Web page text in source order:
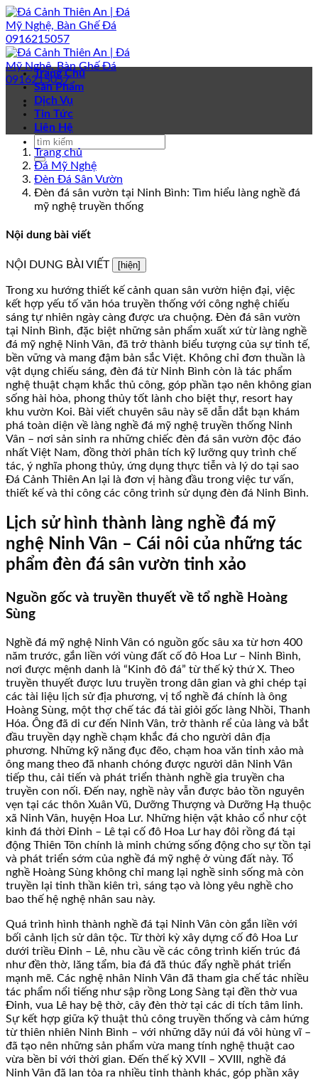
Bỏ
qua
nội
dung
Trang Chủ
Sản Phẩm
Dịch Vụ
Tin Tức
Liên Hệ
Trang chủ
Đá Mỹ Nghệ
Đèn Đá Sân Vườn
Đèn đá sân vườn tại Ninh Bình: Tìm hiểu làng nghề đá
mỹ nghệ truyền thống
Nội dung bài viết
NỘI DUNG BÀI VIẾT [hiện]
Trong xu hướng thiết kế cảnh quan sân vườn hiện đại, việc
kết hợp yếu tố văn hóa truyền thống với công nghệ chiếu
sáng tự nhiên ngày càng được ưa chuộng. Đèn đá sân vườn
tại Ninh Bình, đặc biệt những sản phẩm xuất xứ từ làng nghề
đá mỹ nghệ Ninh Vân, đã trở thành biểu tượng của sự tinh tế,
bền vững và mang đậm bản sắc Việt. Không chỉ đơn thuần là
vật dụng chiếu sáng, đèn đá từ Ninh Bình còn là tác phẩm
nghệ thuật chạm khắc thủ công, góp phần tạo nên không gian
sống hài hòa, phong thủy tốt lành cho biệt thự, resort hay
khu vườn Koi. Bài viết chuyên sâu này sẽ dẫn dắt bạn khám
phá toàn diện về làng nghề đá mỹ nghệ truyền thống Ninh
Vân – nơi sản sinh ra những chiếc đèn đá sân vườn độc đáo
nhất Việt Nam, đồng thời phân tích kỹ lưỡng quy trình chế
tác, ý nghĩa phong thủy, ứng dụng thực tiễn và lý do tại sao
Đá Cảnh Thiên An lại là đơn vị hàng đầu trong việc tư vấn,
thiết kế và thi công các công trình sử dụng đèn đá Ninh Bình.
Lịch sử hình thành làng nghề đá mỹ
nghệ Ninh Vân – Cái nôi của những tác
phẩm đèn đá sân vườn tinh xảo
Nguồn gốc và truyền thuyết về tổ nghề Hoàng
Sùng
Nghề đá mỹ nghệ Ninh Vân có nguồn gốc sâu xa từ hơn 400
năm trước, gắn liền với vùng đất cố đô Hoa Lư – Ninh Bình,
nơi được mệnh danh là “Kinh đô đá” từ thế kỷ thứ X. Theo
truyền thuyết được lưu truyền trong dân gian và ghi chép tại
các tài liệu lịch sử địa phương, vị tổ nghề đá chính là ông
Hoàng Sùng, một thợ chế tác đá tài giỏi gốc làng Nhồi, Thanh
Hóa. Ông đã di cư đến Ninh Vân, trở thành rể của làng và bắt
đầu truyền dạy nghề chạm khắc đá cho người dân địa
phương. Những kỹ năng đục đẽo, chạm hoa văn tinh xảo mà
ông mang theo đã nhanh chóng được người dân Ninh Vân
tiếp thu, cải tiến và phát triển thành nghề gia truyền cha
truyền con nối. Đến nay, nghề này vẫn được bảo tồn nguyên
vẹn tại các thôn Xuân Vũ, Dưỡng Thượng và Dưỡng Hạ thuộc
xã Ninh Vân, huyện Hoa Lư. Những hiện vật khảo cổ như cột
kinh đá thời Đinh – Lê tại cố đô Hoa Lư hay đôi rồng đá tại
động Thiên Tôn chính là minh chứng sống động cho sự tồn tại
và phát triển sớm của nghề đá mỹ nghệ ở vùng đất này. Tổ
nghề Hoàng Sùng không chỉ mang lại nghề sinh sống mà còn
truyền lại tinh thần kiên trì, sáng tạo và lòng yêu nghề cho
bao thế hệ nghệ nhân sau này.
Quá trình hình thành nghề đá tại Ninh Vân còn gắn liền với
bối cảnh lịch sử dân tộc. Từ thời kỳ xây dựng cố đô Hoa Lư
dưới triều Đinh – Lê, nhu cầu về các công trình kiến trúc đá
như đền thờ, lăng tẩm, bia đá đã thúc đẩy nghề phát triển
mạnh mẽ. Các nghệ nhân Ninh Vân đã tham gia chế tác nhiều
tác phẩm nổi tiếng như sập rồng Long Sàng tại đền thờ vua
Đinh, vua Lê hay bệ thờ, cây đèn thờ tại các di tích tâm linh.
Sự kết hợp giữa kỹ thuật thủ công truyền thống và cảm hứng
từ thiên nhiên Ninh Bình – với những dãy núi đá vôi hùng vĩ –
đã tạo nên những sản phẩm vừa mang tính nghệ thuật cao
vừa bền bỉ với thời gian. Đến thế kỷ XVII – XVIII, nghề đá
Ninh Vân đã lan tỏa ra nhiều tỉnh thành khác, góp phần xây